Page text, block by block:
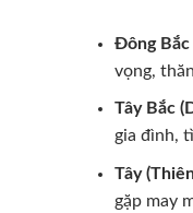
Đông Bắc
vọng,
Tây Bắc
gia đình,
Tây
gặp may